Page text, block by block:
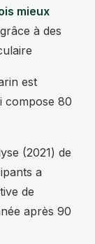
mieux
à des
est
compose 80
(2021) de
a
de
après 90